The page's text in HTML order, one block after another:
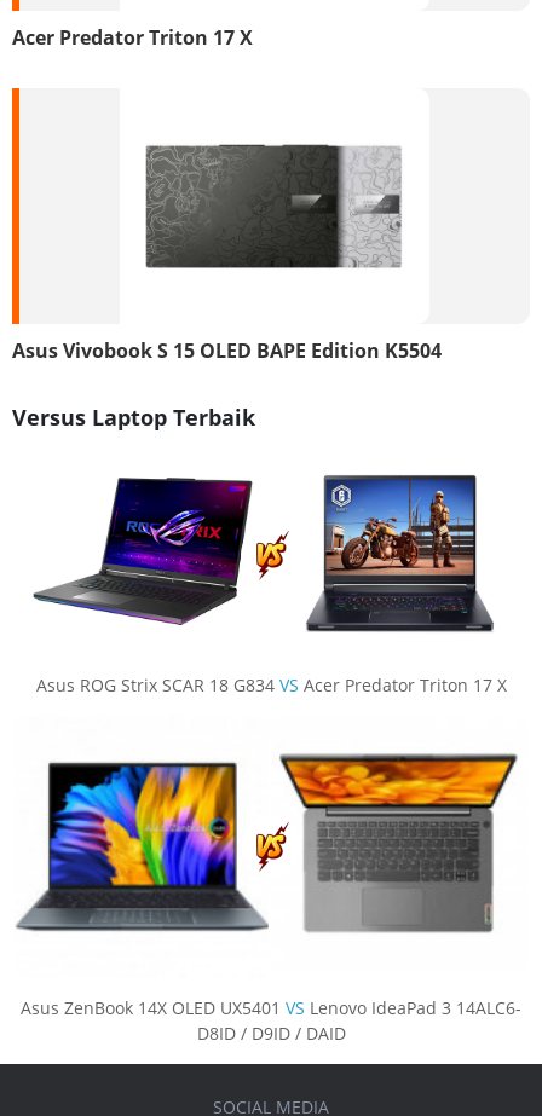
Acer Predator Triton 17 X
Asus Vivobook S 15 OLED BAPE Edition K5504
Versus Laptop Terbaik
Asus ROG Strix SCAR 18 G834 VS Acer Predator Triton 17 X
Asus ZenBook 14X OLED UX5401 VS Lenovo IdeaPad 3 14ALC6-
D8ID / D9ID / DAID
SOCIAL MEDIA